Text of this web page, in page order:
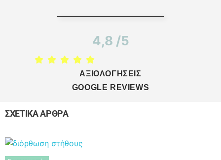
4,8 /5
ΑΞΙΟΛΟΓΗΣΕΙΣ
GOOGLE REVIEWS
ΣΧΕΤΙΚΑ ΑΡΘΡΑ